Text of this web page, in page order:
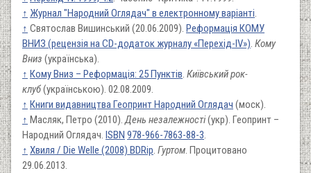
↑ Журнал "Народний Оглядач" в електронному варіанті.
↑ Святослав Вишинський (20.06.2009). Реформація КОМУ
ВНИЗ (рецензія на CD-додаток журналу «Перехід-IV»). Кому
Вниз (українська).
↑ Кому Вниз – Реформація: 25 Пунктів. Київський рок-
клуб(українською). 02.08.2009.
↑ Книги видавництва Геопринт Народний Оглядач (моск).
↑ Масляк, Петро (2010).День незалежності(укр). Геопринт –
Народний Оглядач. ISBN 978-966-7863-88-3.
↑ Хвиля / Die Welle (2008) BDRip. Гуртом. Процитовано
29.06.2013.